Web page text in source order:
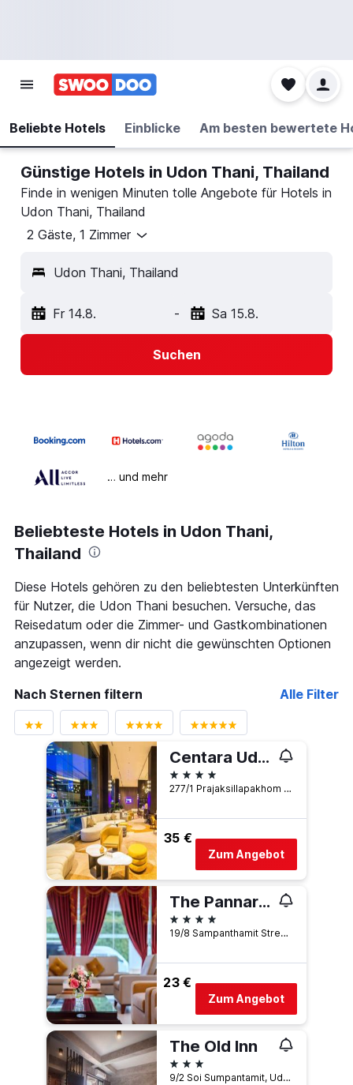
Beliebte Hotels Einblicke Am besten bewertete
Günstige Hotels in Udon Thani, Thailand
Finde in wenigen Minuten tolle Angebote für Hotels in
Udon Thani, Thailand
2 Gäste, 1 Zimmer
Udon Thani, Thailand
Fr 14.8. - Sa 15.8.
Suchen
… und mehr
Beliebteste Hotels in Udon Thani,
Thailand
Diese Hotels gehören zu den beliebtesten Unterkünften
für Nutzer, die Udon Thani besuchen. Versuche, das
Reisedatum oder die Zimmer- und Gastkombinationen
anzupassen, wenn dir nicht die gewünschten Optionen
angezeigt werden.
Nach Sternen filtern
Alle Filter
Centara Udon
4 Sterne
277/1 Prajaksillapakhom Road, Muang, Udon Thani, Thailand
35 €
Zum Angebot
The Pannarai Hotel
4 Sterne
19/8 Sampanthamit Street, Udon Thani, Thailand
23 €
Zum Angebot
The Old Inn
3 Sterne
9/2 Soi Sumpantamit, Udon Thani, Thailand